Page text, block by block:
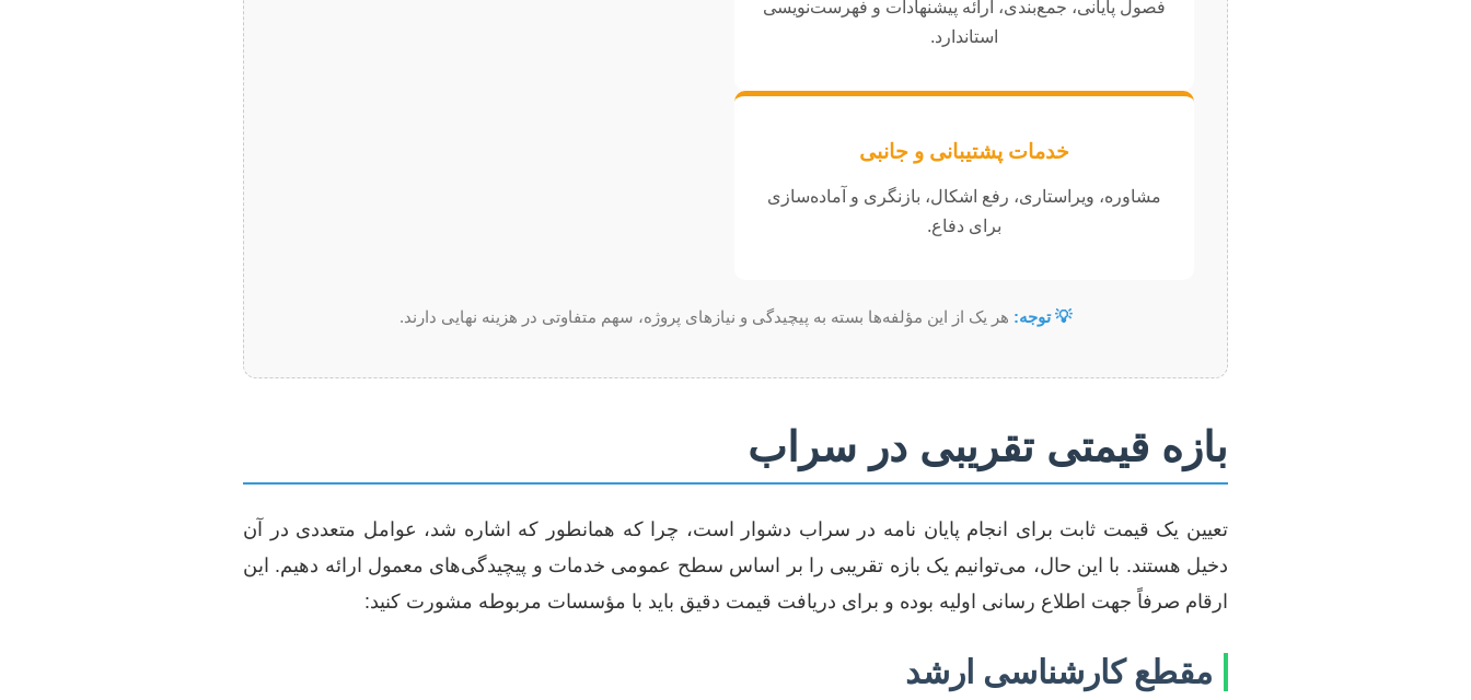
فصول پایانی، جمع‌بندی، ارائه پیشنهادات و فهرست‌نویسی
استاندارد.
خدمات پشتیبانی و جانبی
مشاوره، ویراستاری، رفع اشکال، بازنگری و آماده‌سازی
برای دفاع.
💡 توجه: هر یک از این مؤلفه‌ها بسته به پیچیدگی و نیازهای پروژه، سهم متفاوتی در هزینه نهایی دارند.
بازه قیمتی تقریبی در سراب
تعیین یک قیمت ثابت برای انجام پایان نامه در سراب دشوار است، چرا که همانطور که اشاره شد، عوامل متعددی در آن
دخیل هستند. با این حال، می‌توانیم یک بازه تقریبی را بر اساس سطح عمومی خدمات و پیچیدگی‌های معمول ارائه دهیم. این
ارقام صرفاً جهت اطلاع رسانی اولیه بوده و برای دریافت قیمت دقیق باید با مؤسسات مربوطه مشورت کنید:
مقطع کارشناسی ارشد